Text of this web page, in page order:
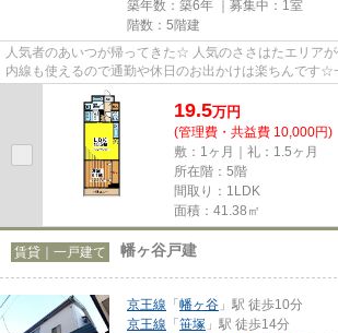
築年数：築6年 ｜募集中： 1室
階数：5階建
人気者のあいつが帰ってきた☆ 人気のささはたエリア
内線も使えるので通勤や休日のお出かけは楽ちんです☆
なること間違いなしのこの場所...
19.5万円
(管理費・共益費 10,000円)
敷：1ヶ月｜礼：1.5ヶ月
所在階：5階
間取り：1LDK
面積：41.38㎡
賃貸｜一戸建て 幡ヶ谷戸建
京王線 「幡ヶ谷 」駅 徒歩10分
京王線 「笹塚 」駅 徒歩14分